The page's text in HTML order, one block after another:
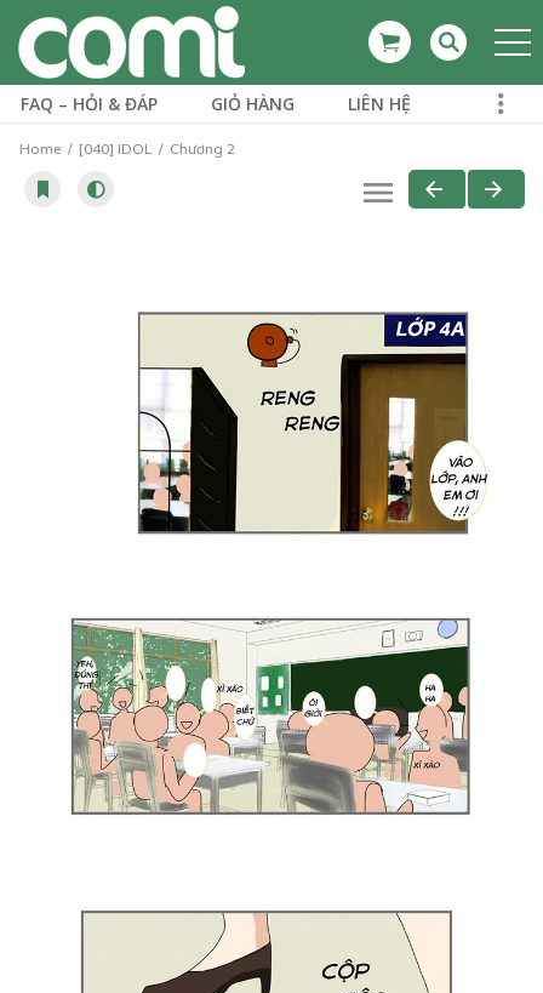
FAQ – HỎI & ĐÁP GIỎ HÀNG LIÊN HỆ
Home [040] IDOL Chương 2